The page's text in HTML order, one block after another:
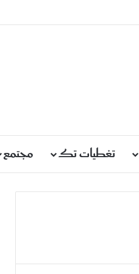
تغطيات تك مجتمع